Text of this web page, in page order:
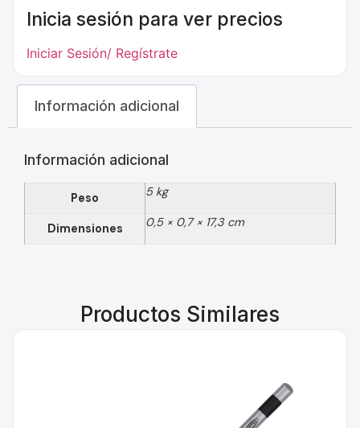
Inicia sesión para ver precios
Iniciar Sesión/ Regístrate
Información adicional
Información adicional
Peso 5 kg
Dimensiones 0,5 × 0,7 × 17,3 cm
Productos Similares